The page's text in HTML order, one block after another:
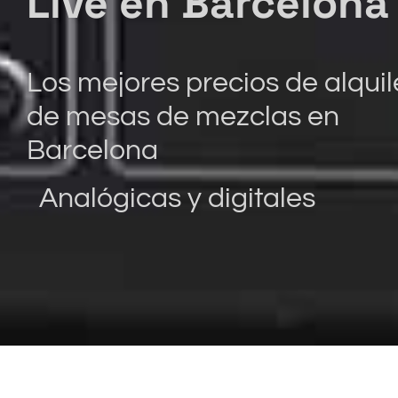
Los mejores precios de
de mesas de mezclas en
Barcelona
Analógicas y digitales